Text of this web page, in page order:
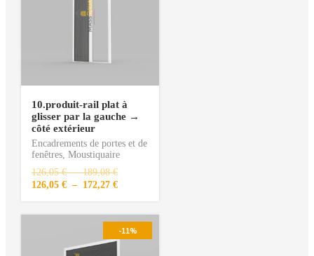
10.produit-rail plat à
glisser par la gauche →
côté extérieur
Encadrements de portes et de
fenêtres, Moustiquaire
126,05€ – 189,08€
126,05 € – 172,27 €
-11%